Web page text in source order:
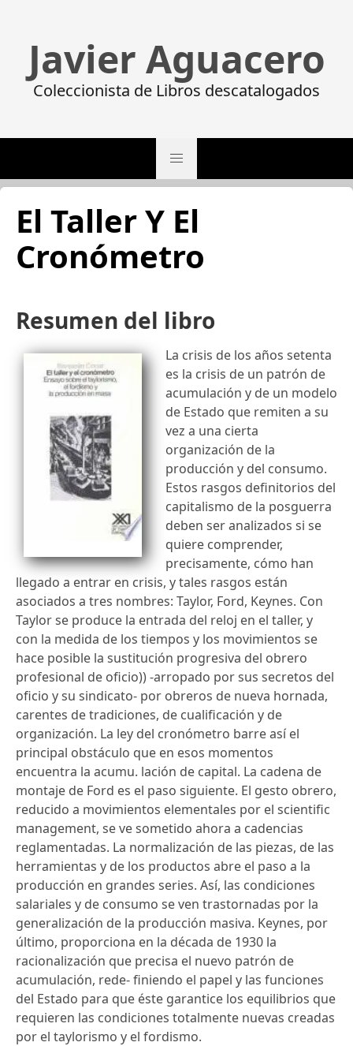
Javier Aguacero
Coleccionista de Libros descatalogados
El Taller Y El
Cronómetro
Resumen del libro
La crisis de los años setenta
es la crisis de un patrón de
acumulación y de un modelo
de Estado que remiten a su
vez a una cierta
organización de la
producción y del consumo.
Estos rasgos definitorios del
capitalismo de la posguerra
deben ser analizados si se
quiere comprender,
precisamente, cómo han
llegado a entrar en crisis, y tales rasgos están
asociados a tres nombres: Taylor, Ford, Keynes. Con
Taylor se produce la entrada del reloj en el taller, y
con la medida de los tiempos y los movimientos se
hace posible la sustitución progresiva del obrero
profesional de oficio)) -arropado por sus secretos del
oficio y su sindicato- por obreros de nueva hornada,
carentes de tradiciones, de cualificación y de
organización. La ley del cronómetro barre así el
principal obstáculo que en esos momentos
encuentra la acumu. lación de capital. La cadena de
montaje de Ford es el paso siguiente. El gesto obrero,
reducido a movimientos elementales por el scientific
management, se ve sometido ahora a cadencias
reglamentadas. La normalización de las piezas, de las
herramientas y de los productos abre el paso a la
producción en grandes series. Así, las condiciones
salariales y de consumo se ven trastornadas por la
generalización de la producción masiva. Keynes, por
último, proporciona en la década de 1930 la
racionalización que precisa el nuevo patrón de
acumulación, rede- finiendo el papel y las funciones
del Estado para que éste garantice los equilibrios que
requieren las condiciones totalmente nuevas creadas
por el taylorismo y el fordismo.